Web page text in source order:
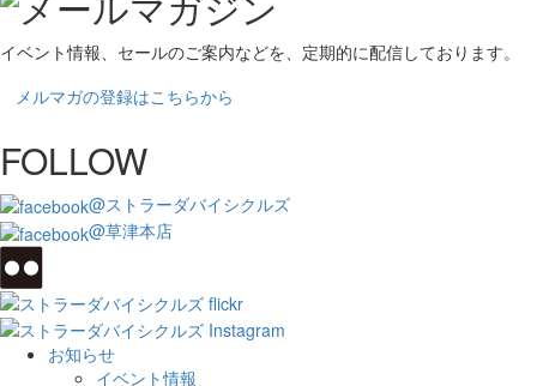
イベント情報、セールのご案内などを、定期的に配信しております。
メルマガの登録はこちらから
FOLLOW
@ストラーダバイシクルズ
@草津本店
お知らせ
イベント情報